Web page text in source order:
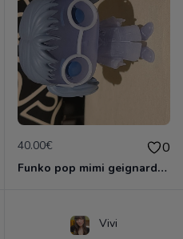
40.00€ 0
Funko pop mimi geignarde special hot topic 2018
Vivi